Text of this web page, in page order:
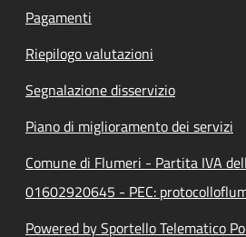
Pagamenti
Riepilogo valutazioni
Segnalazione disservizio
Piano di miglioramento dei servizi
Comune di Flumeri - Partita IVA
01602920645 - PEC:
Powered by Sportello Telematico